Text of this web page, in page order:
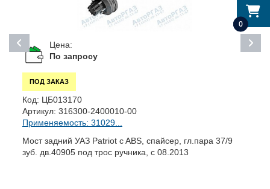
0
Цена:
По запросу
ПОД ЗАКАЗ
Код: ЦБ013170
Артикул: 316300-2400010-00
Применяемость: 31029...
Мост задний УАЗ Patriot c ABS, спайсер, гл.пара 37/9
зуб. дв.40905 под трос ручника, с 08.2013